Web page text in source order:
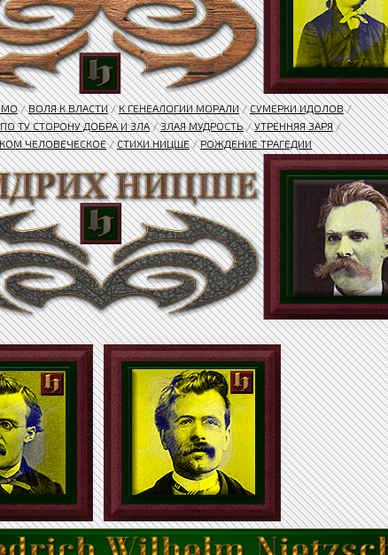
/ВОЛЯ К ВЛАСТИ/К ГЕНЕАЛОГИИ МОРАЛИ/СУМЕРКИ ИДОЛОВ/
ПО ТУ СТОРОНУ ДОБРА И ЗЛА/ЗЛАЯ МУДРОСТЬ/УТРЕННЯЯ ЗАРЯ/
ЧЕЛОВЕЧЕСКОЕ/СТИХИ НИЦШЕ/РОЖДЕНИЕ ТРАГЕДИИ